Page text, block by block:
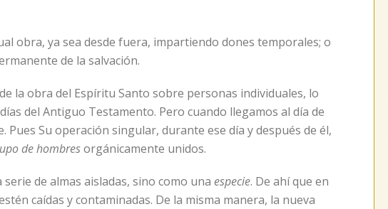
obra, ya sea desde fuera, impartiendo dones temporales; o
de la salvación.
la obra del Espíritu Santo sobre personas individuales, lo
del Antiguo Testamento. Pero cuando llegamos al día de
Pues Su operación singular, durante ese día y después de él,
de hombresorgánicamente unidos.
de almas aisladas, sino como una especie. De ahí que en
caídas y contaminadas. De la misma manera, la nueva